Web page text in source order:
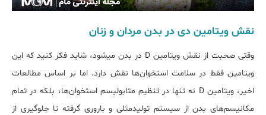
نقش ویتامین دی در بدن مردان و زنان
وقتی صحبت از نقش ویتامین D در بدن می‏شود، شاید فکر کنید که این
ویتامین فقط در سلامت استخوان‌ها نقش دارد. اما بر اساس مطالعات
اخیر، ویتامین D نه تنها در تنظیم متابولیسم استخوان‎‌ها، بلکه در تمام
مکانیسم‎‌های بدن از سیستم تولیدمثلی و باروری گرفته تا جلوگیری از